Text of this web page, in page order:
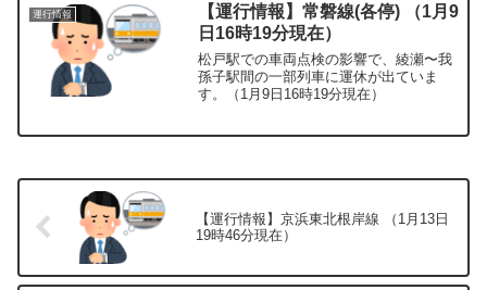
運行情報
【運行情報】常磐線(各停) （1月9
日16時19分現在）
松戸駅での車両点検の影響で、綾瀬〜我
孫子駅間の一部列車に運休が出ていま
す。（1月9日16時19分現在）
【運行情報】京浜東北根岸線 （1月13日
19時46分現在）